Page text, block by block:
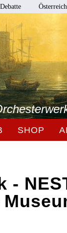
Debatte Österreich
SHOP
-